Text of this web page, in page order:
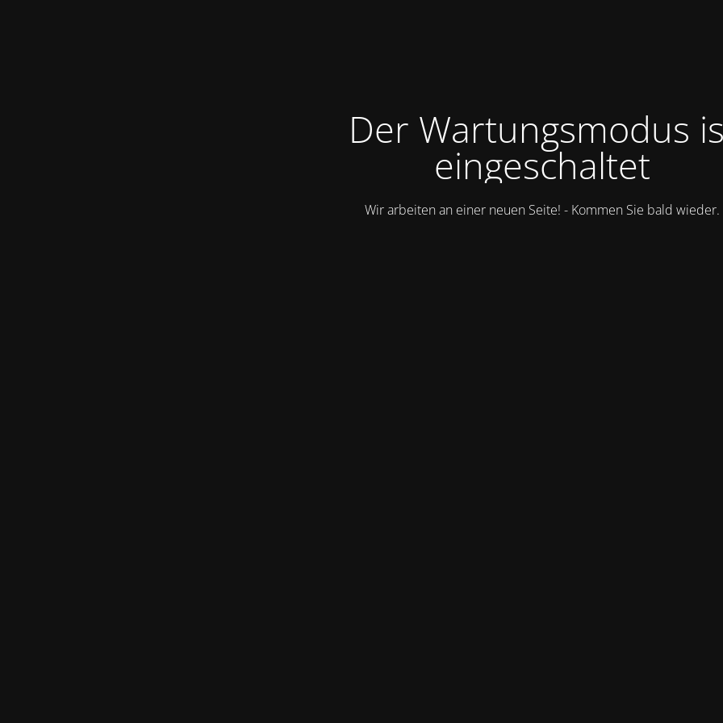
Der Wartungsmodus
eingeschaltet
Wir arbeiten an einer neuen Seite! - Kommen Sie bald wieder.